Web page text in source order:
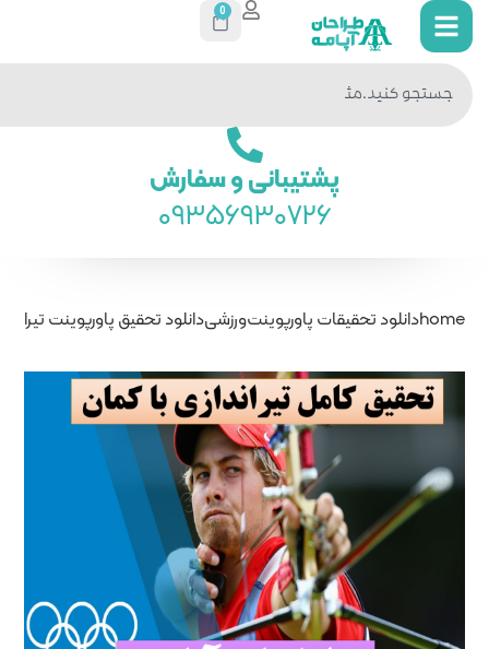
ورزشیدانلود تحقیق پاورپوینت تیراندازی با کمان